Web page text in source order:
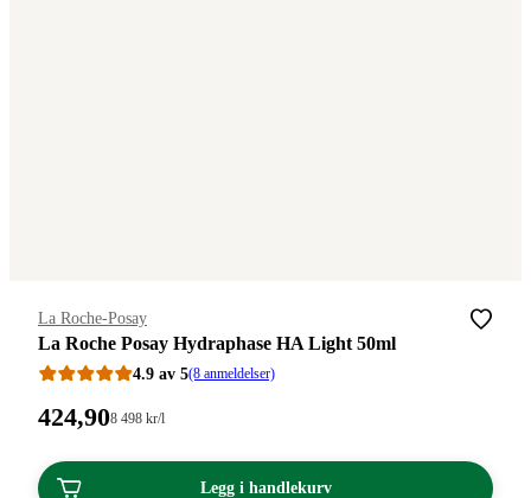
Merke:
La Roche-Posay
La Roche Posay Hydraphase HA Light 50ml
4.9 av 5(8 anmeldelser)
Pris:
kroner.
424,90Stykkpris:
498,00/l
8 498 kr/l
Legg i handlekurv